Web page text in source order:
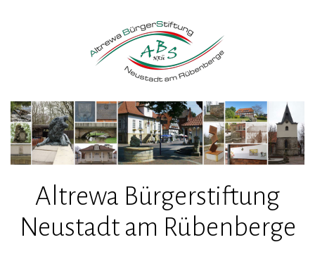
Altrewa Bürgerstiftung
Neustadt am Rübenberge